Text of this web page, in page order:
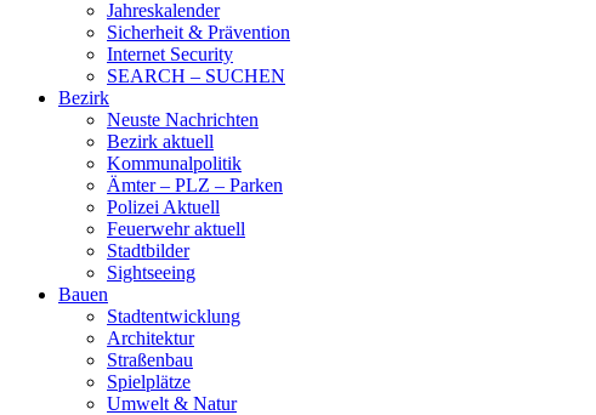
Jahreskalender
Sicherheit & Prävention
Internet Security
SEARCH – SUCHEN
Bezirk
Neuste Nachrichten
Bezirk aktuell
Kommunalpolitik
Ämter – PLZ – Parken
Polizei Aktuell
Feuerwehr aktuell
Stadtbilder
Sightseeing
Bauen
Stadtentwicklung
Architektur
Straßenbau
Spielplätze
Umwelt & Natur